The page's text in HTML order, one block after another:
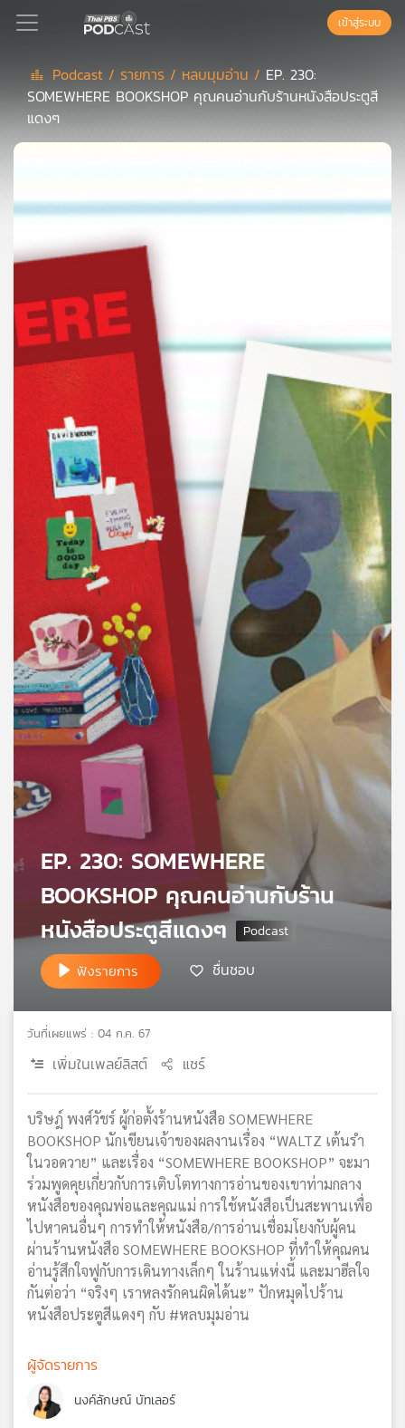
Podcast
ลิ
แนะนำ
เพล
ย์
ลิ
สต์
บทความ
ข่าว
และ
กิจกรรม
เกี่ยว
กับ
วิทยุ
บี
แผนที่
วิทยุ
เครือ
เข้าสู่ระบบ
Podcast / รายการ / หลบมุมอ่าน / EP. 230:
SOMEWHERE BOOKSHOP คุณคนอ่านกับร้านหนังสือประตูสี
แดงๆ
EP. 230: SOMEWHERE
BOOKSHOP คุณคนอ่านกับร้าน
หนังสือประตูสีแดงๆ
ฟังรายการ ชื่นชอบ
วันที่เผยแพร่ : 04 ก.ค. 67
เพิ่มในเพลย์ลิสต์ แชร์
บริษฎ์ พงศ์วัชร์ ผู้ก่อตั้งร้านหนังสือ SOMEWHERE
BOOKSHOP นักเขียนเจ้าของผลงานเรื่อง “WALTZ เต้นรำ
ในวอดวาย” และเรื่อง “SOMEWHERE BOOKSHOP” จะมา
ร่วมพูดคุยเกี่ยวกับการเติบโตทางการอ่านของเขาท่ามกลาง
หนังสือของคุณพ่อและคุณแม่ การใช้หนังสือเป็นสะพานเพื่อ
ไปหาคนอื่นๆ การทำให้หนังสือ/การอ่านเชื่อมโยงกับผู้คน
ผ่านร้านหนังสือ SOMEWHERE BOOKSHOP ที่ทำให้คุณคน
อ่านรู้สึกใจฟูกับการเดินทางเล็กๆ ในร้านแห่งนี้ และมาฮีลใจ
กันต่อว่า “จริงๆ เราหลงรักคนผิดได้นะ” ปักหมุดไปร้าน
หนังสือประตูสีแดงๆ กับ #หลบมุมอ่าน
ผู้จัดรายการ
นงค์ลักษณ์ บัทเลอร์